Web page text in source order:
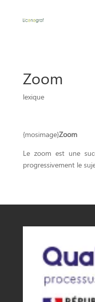
Zoom
lexique
{mosimage}Zoom
Le zoom est une
progressivement le